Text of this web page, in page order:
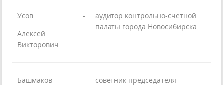
Усов
Алексей
Викторович
-
аудитор контрольно-счетной
палаты города Новосибирска
Башмаков
-
советник председателя